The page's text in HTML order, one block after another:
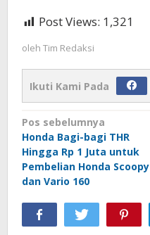
Post Views: 1,321
oleh Tim Redaksi
Ikuti Kami Pada
Navigasi
pos
Pos sebelumnya
Honda Bagi-bagi THR
Hingga Rp 1 Juta untuk
Pembelian Honda Scoopy
dan Vario 160